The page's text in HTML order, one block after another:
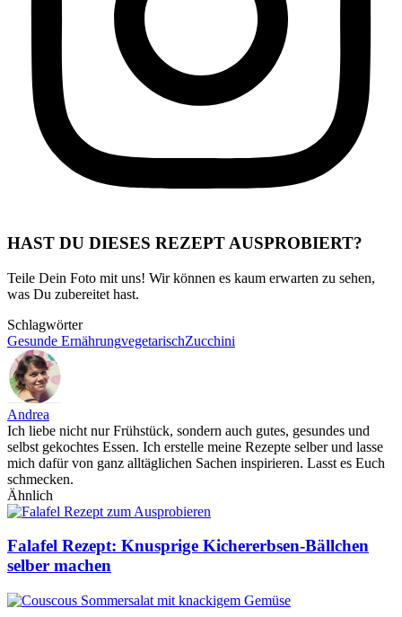
HAST DU DIESES REZEPT AUSPROBIERT?
Teile Dein Foto mit uns! Wir können es kaum erwarten zu sehen,
was Du zubereitet hast.
Schlagwörter
Gesunde ErnährungvegetarischZucchini
Andrea
Ich liebe nicht nur Frühstück, sondern auch gutes, gesundes und
selbst gekochtes Essen. Ich erstelle meine Rezepte selber und lasse
mich dafür von ganz alltäglichen Sachen inspirieren. Lasst es Euch
schmecken.
Ähnlich
Falafel Rezept: Knusprige Kichererbsen-Bällchen
selber machen